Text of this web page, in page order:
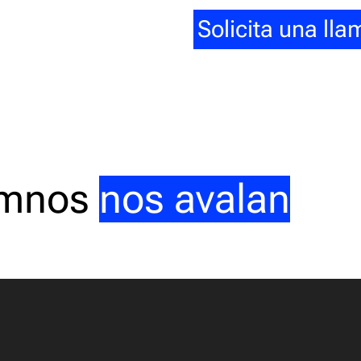
Solicita una
nos avalan